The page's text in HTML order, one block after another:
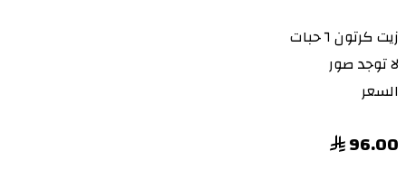
زيت كرتون ٦ حبات
لا توجد صور
السعر
96.00